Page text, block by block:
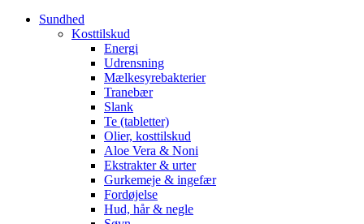
Sundhed
Kosttilskud
Energi
Udrensning
Mælkesyrebakterier
Tranebær
Slank
Te (tabletter)
Olier, kosttilskud
Aloe Vera & Noni
Ekstrakter & urter
Gurkemeje & ingefær
Fordøjelse
Hud, hår & negle